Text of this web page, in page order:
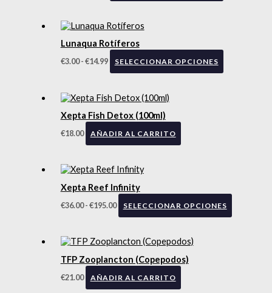
Lunaqua Rotíferos
€3.00 -€14.99 SELECCIONAR OPCIONES
Xepta Fish Detox (100ml)
€18.00 AÑADIR AL CARRITO
Xepta Reef Infinity
€36.00 -€195.00 SELECCIONAR OPCIONES
TFP Zooplancton (Copepodos)
€21.00 AÑADIR AL CARRITO